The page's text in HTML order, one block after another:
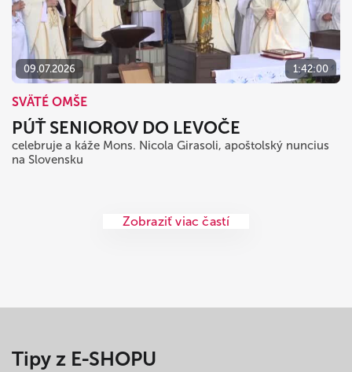
09.07.2026 1:42:00
SVÄTÉ OMŠE
PÚŤ SENIOROV DO LEVOČE
celebruje a káže Mons. Nicola Girasoli, apoštolský nuncius
na Slovensku
Zobraziť viac častí
Tipy z E-SHOPU